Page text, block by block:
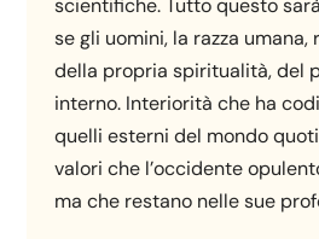
scientifiche. Tutto questo
se gli uomini, la razza
della propria spiritualità, del
interno. Interiorità che ha
quelli esterni del mondo
valori che l’occidente
ma che restano nelle sue